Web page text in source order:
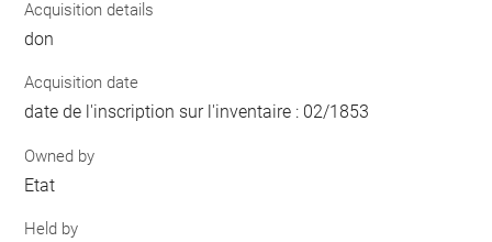
Acquisition details
don
Acquisition date
date de l'inscription sur l'inventaire : 02/1853
Owned by
Etat
Held by